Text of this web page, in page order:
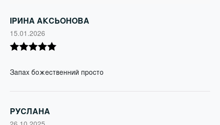
ІРИНА АКСЬОНОВА
15.01.2026
з 5
Запах божественний просто
РУСЛАНА